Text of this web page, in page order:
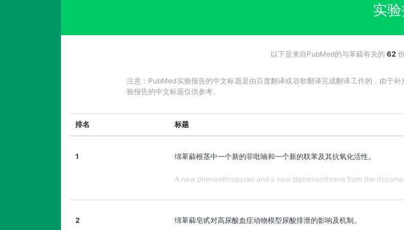
实
以下是来自PubMed的与萆薢有关的 62
注意：PubMed实验报告的中文标题是由百度翻译或谷歌翻译完成翻译工作的，由于
验报告的中文标题仅供参考。
排名 标题
1 绵萆薢根茎中一个新的菲吡喃和一个新的联苯及其抗氧化活性。
A new phenanthropyran and a new biphenanthrene from the
2 绵萆薢皂甙对高尿酸血症动物模型尿酸排泄的影响及机制。